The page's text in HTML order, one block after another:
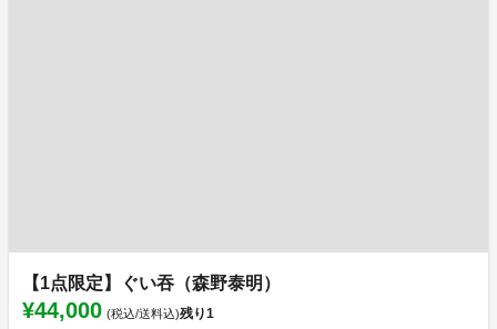
【1点限定】ぐい吞（森野泰明）
¥44,000 (税込/送料込)残り1